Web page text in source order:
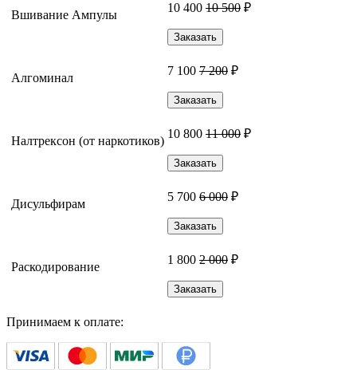
Вшивание Ампулы
10 400 10 500 ₽
Заказать
Алгоминал
7 100 7 200 ₽
Заказать
Налтрексон (от наркотиков)
10 800 11 000 ₽
Заказать
Дисульфирам
5 700 6 000 ₽
Заказать
Раскодирование
1 800 2 000 ₽
Заказать
Принимаем к оплате: